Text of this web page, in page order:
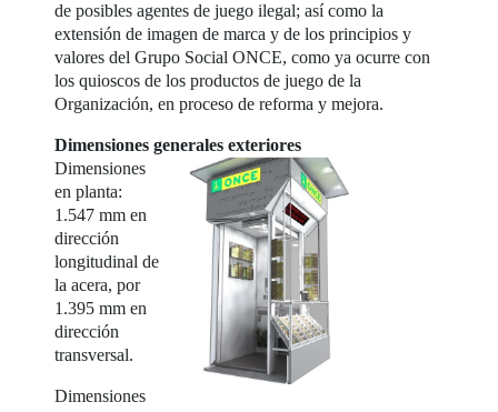
de posibles agentes de juego ilegal; así como la
extensión de imagen de marca y de los principios y
valores del Grupo Social ONCE, como ya ocurre con
los quioscos de los productos de juego de la
Organización, en proceso de reforma y mejora.
Dimensiones generales exteriores
Dimensiones
en planta:
1.547 mm en
dirección
longitudinal de
la acera, por
1.395 mm en
dirección
transversal.
Dimensiones